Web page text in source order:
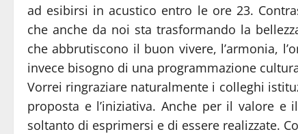
ad esibirsi in acustico entro le ore 23.
che anche da noi sta trasformando la
che abbrutiscono il buon vivere, l’armonia,
invece bisogno di una programmazione
Vorrei ringraziare naturalmente i colleghi
proposta e l’iniziativa. Anche per il valore
soltanto di esprimersi e di essere realizzate.